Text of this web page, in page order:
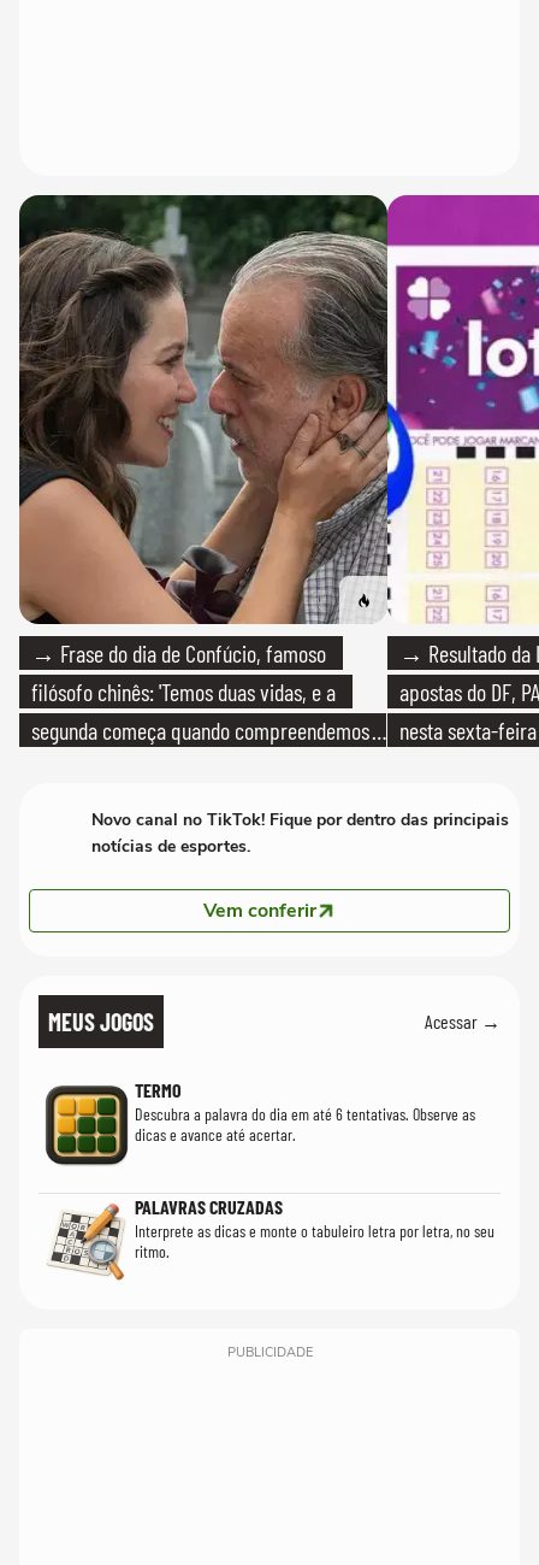
→ Frase do dia de Confúcio, famoso
filósofo chinês: 'Temos duas vidas, e a
segunda começa quando compreendemos
→ Resultado da
apostas do DF,
nesta sexta-feira
Novo canal no TikTok! Fique por dentro das principais
notícias de esportes.
Vem conferir
MEUS JOGOS Acessar →
TERMO
Descubra a palavra do dia em até 6 tentativas. Observe as
dicas e avance até acertar.
PALAVRAS CRUZADAS
Interprete as dicas e monte o tabuleiro letra por letra, no seu
ritmo.
PUBLICIDADE